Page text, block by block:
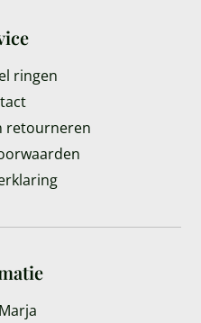
ringen
retourneren